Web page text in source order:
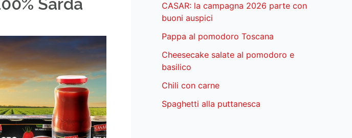
Sarda
CASAR: la campagna 2026 parte con
buoni auspici
Pappa al pomodoro Toscana
Cheesecake salate al pomodoro e
basilico
Chili con carne
Spaghetti alla puttanesca